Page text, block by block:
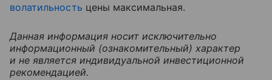
волатильность цены максимальная.
Данная информация носит исключительно
информационный (ознакомительный) характер
и не является индивидуальной инвестиционной
рекомендацией.